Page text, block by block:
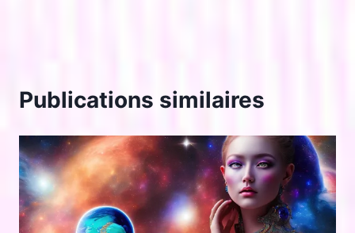
Publications similaires